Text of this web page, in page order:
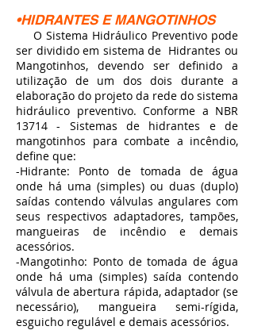
•HIDRANTES E MANGOTINHOS
O Sistema Hidráulico Preventivo pode
ser dividido em sistema de Hidrantes ou
Mangotinhos, devendo ser definido a
utilização de um dos dois durante a
elaboração do projeto da rede do sistema
hidráulico preventivo. Conforme a NBR
13714 - Sistemas de hidrantes e de
mangotinhos para combate a incêndio,
define que:
-Hidrante: Ponto de tomada de água
onde há uma (simples) ou duas (duplo)
saídas contendo válvulas angulares com
seus respectivos adaptadores, tampões,
mangueiras de incêndio e demais
acessórios.
-Mangotinho: Ponto de tomada de água
onde há uma (simples) saída contendo
válvula de abertura rápida, adaptador (se
necessário), mangueira semi-rígida,
esguicho regulável e demais acessórios.